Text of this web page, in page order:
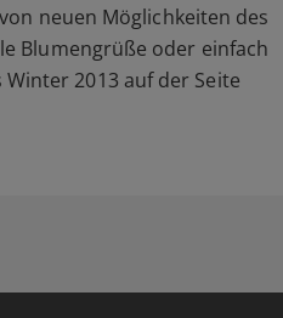
neuen Möglichkeiten des
Blumengrüße oder einfach
2013 auf der Seite